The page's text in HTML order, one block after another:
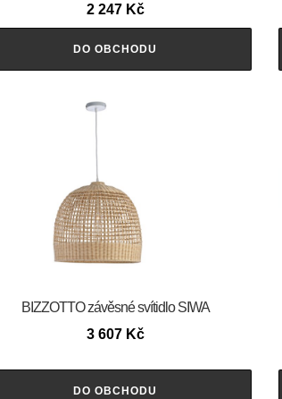
2 247 Kč
DO OBCHODU
BIZZOTTO závěsné svítidlo SIWA
3 607 Kč
DO OBCHODU